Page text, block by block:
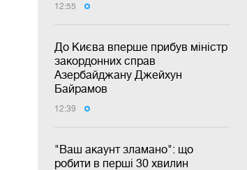
12:55
До Києва вперше прибув міністр
закордонних справ
Азербайджану Джейхун
Байрамов
12:39
"Ваш акаунт зламано": що
робити в перші 30 хвилин